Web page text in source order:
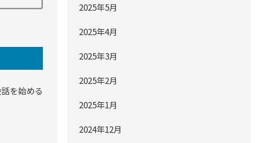
を始める
2025年5月
2025年4月
2025年3月
2025年2月
2025年1月
2024年12月